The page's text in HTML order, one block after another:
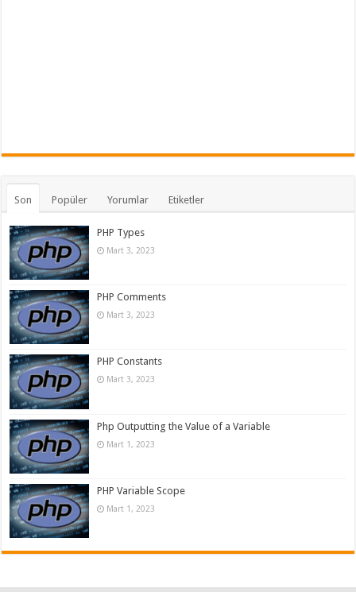
Son Popüler Yorumlar Etiketler
PHP Types
Mart 3, 2023
PHP Comments
Mart 3, 2023
PHP Constants
Mart 3, 2023
Php Outputting the Value of a Variable
Mart 1, 2023
PHP Variable Scope
Mart 1, 2023